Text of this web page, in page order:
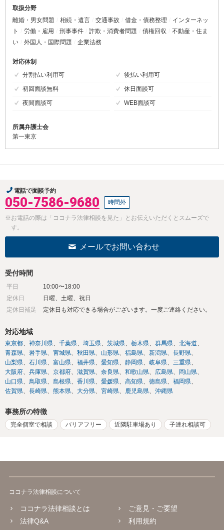
取扱分野
離婚・男女問題
相続・遺言 交通事故 借金・債務整理
インターネッ
ト
労働・雇用 刑事事件 詐欺・消費者問題 債権回収
不動産・住ま
い
外国人・国際問題 企業法務
対応体制
分割払い利用可
後払い利用可
初回面談無料
休日面談可
夜間面談可
WEB面談可
所属弁護士会
第一東京
電話で面談予約
050-7586-9680 時間外
※お電話の際は「ココナラ法律相談を見た」とお伝えいただくとスムーズで
す。
メールでお問い合わせ
受付時間
平日
10:00〜18:00
定休日
日曜、土曜、祝日
定休日補足
定休日も対応できる場合がございます。一度ご連絡ください。
対応地域
東京都 神奈川県 千葉県 埼玉県 茨城県 栃木県 群馬県
北海道
青森県
岩手県 宮城県 秋田県 山形県 福島県 新潟県
長野県
山梨県
石川県 富山県 福井県 愛知県 静岡県 岐阜県
三重県
大阪府
兵庫県 京都府 滋賀県 奈良県 和歌山県 広島県
岡山県
山口県
鳥取県 島根県 香川県 愛媛県 高知県 徳島県
福岡県
佐賀県
長崎県 熊本県 大分県 宮崎県 鹿児島県 沖縄県
事務所の特徴
完全個室で相談 バリアフリー 近隣駐車場あり 子連れ相談可
ココナラ法律相談について
ココナラ法律相談とは
法律Q&A
ご意見・ご要望
利用規約